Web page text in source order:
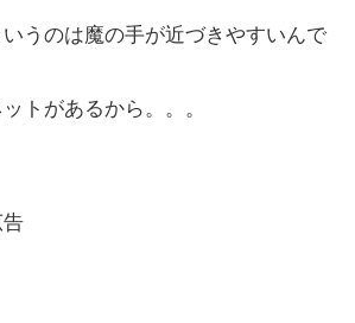
うのは魔の手が近づきやすいんで
トがあるから。。。